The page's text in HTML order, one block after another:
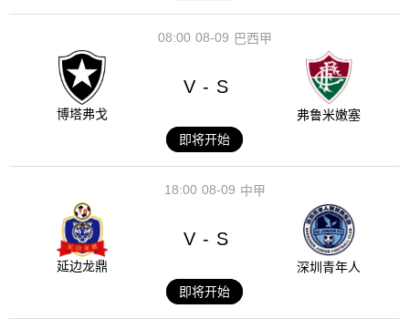
08-09
08:00 巴西甲
博塔弗戈
V - S
弗鲁米嫩塞
即将开始
08-09
18:00 中甲
延边龙鼎
V - S
深圳青年人
即将开始